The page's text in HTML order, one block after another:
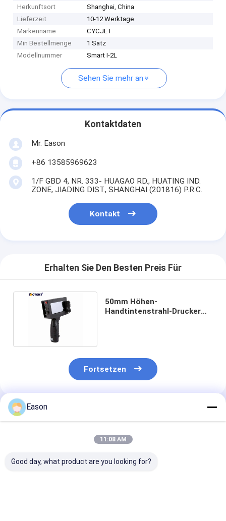
Herkunftsort
Shanghai, China
Lieferzeit
10-12 Werktage
Markenname
CYCJET
Min Bestellmenge
1 Satz
Modellnummer
Smart I-2L
Sehen Sie mehr an
Kontaktdaten
Mr. Eason
+86 13585969623
1/F GBD 4, NR. 333- HUAGAO RD., HUATING IND.
ZONE, JIADING DIST., SHANGHAI (201816) P.R.C.
Kontakt
Erhalten Sie Den Besten Preis Für
50mm Höhen-
Handtintenstrahl-Drucker
Fortsetzen
Empfohlene Produkte
Eason
11:08 AM
Good day, what product are you looking for?